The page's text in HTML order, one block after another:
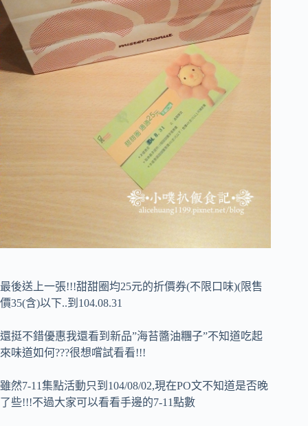
最後送上一張!!!甜甜圈均25元的折價券(不限口味)(限售
價35(含)以下..到104.08.31
還挺不錯優惠我還看到新品”海苔醬油糰子”不知道吃起
來味道如何???很想嚐試看看!!!
雖然7-11集點活動只到104/08/02,現在PO文不知道是否晚
了些!!!不過大家可以看看手邊的7-11點數